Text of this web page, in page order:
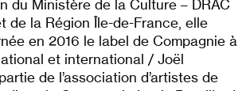
du Ministère de la Culture – DRAC
de la Région Île-de-France, elle
en 2016 le label de Compagnie à
et international / Joël
de l’association d’artistes de